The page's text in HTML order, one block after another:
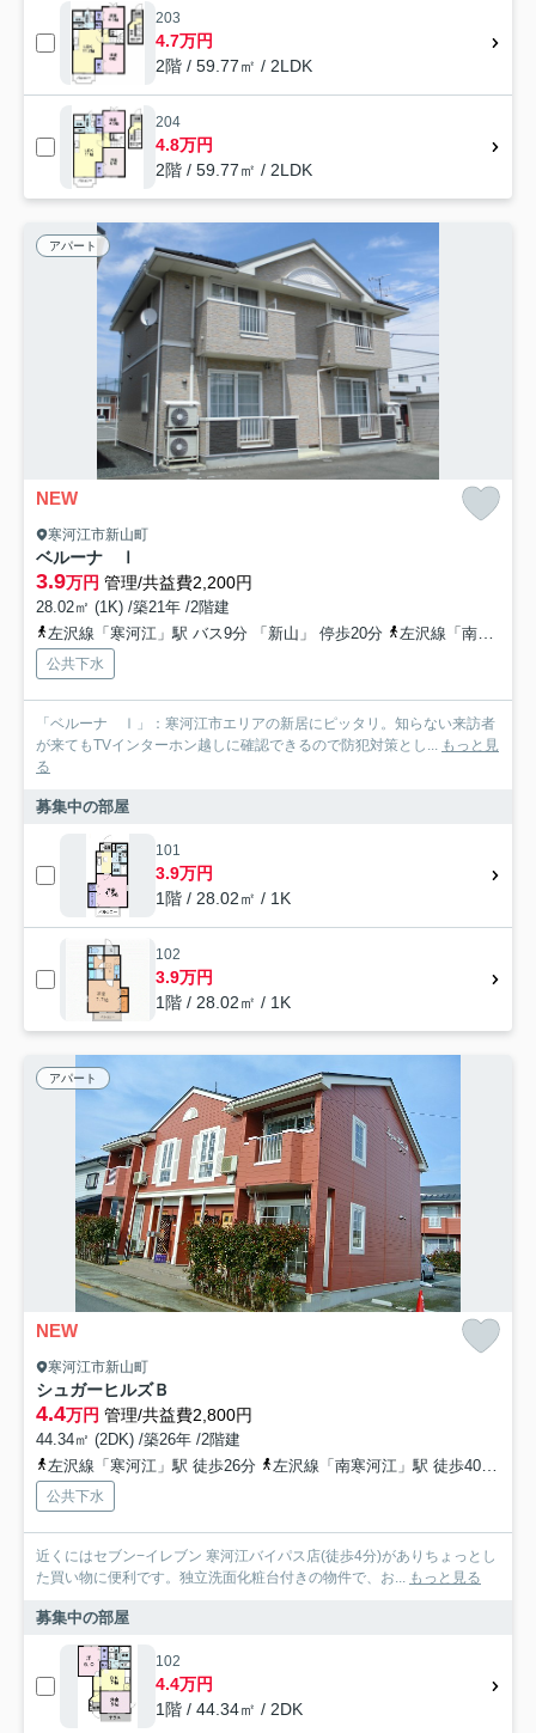
203
4.7万円
2階 / 59.77㎡ / 2LDK
204
4.8万円
2階 / 59.77㎡ / 2LDK
アパート
NEW
寒河江市新山町
ベルーナ Ⅰ
3.9万円 管理/共益費2,200円
28.02㎡ (1K) /築21年 /2階建
左沢線「寒河江」駅 バス9分 「新山」 停歩20分
左沢線「南寒河江」駅 徒歩41分
公共下水
「ベルーナ Ⅰ」：寒河江市エリアの新居にピッタリ。知らない来訪者
が来てもTVインターホン越しに確認できるので防犯対策とし... もっと見
る
募集中の部屋
101
3.9万円
1階 / 28.02㎡ / 1K
102
3.9万円
1階 / 28.02㎡ / 1K
アパート
NEW
寒河江市新山町
シュガーヒルズＢ
4.4万円 管理/共益費2,800円
44.34㎡ (2DK) /築26年 /2階建
左沢線「寒河江」駅 徒歩26分
左沢線「南寒河江」駅 徒歩40分
公共下水
近くにはセブン−イレブン 寒河江バイパス店(徒歩4分)がありちょっとし
た買い物に便利です。独立洗面化粧台付きの物件で、お... もっと見る
募集中の部屋
102
4.4万円
1階 / 44.34㎡ / 2DK